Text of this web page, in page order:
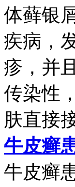
体藓银
疾病，
疹，并
传染性
肤直接
牛皮癣
牛皮癣